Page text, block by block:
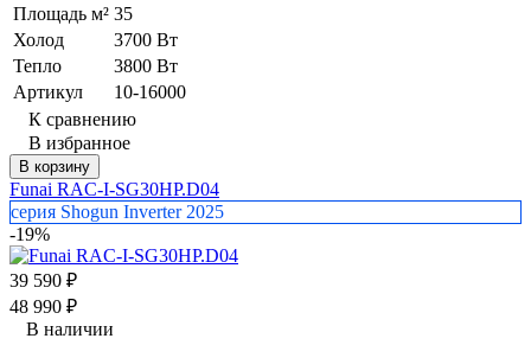
Площадь м² 35
Холод
3700 Вт
Тепло
3800 Вт
Артикул
10-16000
К сравнению
В избранное
В корзину
Funai RAC-I-SG30HP.D04
серия Shogun Inverter 2025
-19%
39 590 ₽
48 990 ₽
В наличии